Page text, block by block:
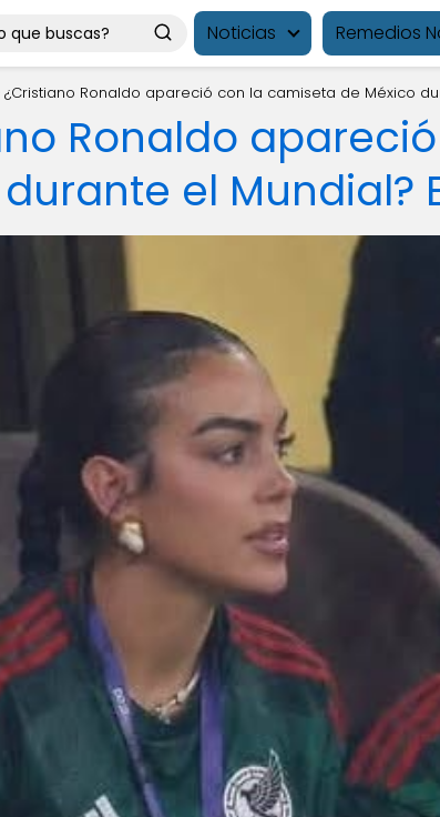
Noticias Remedios
¿Cristiano Ronaldo apareció con la camiseta de México
Ronaldo
el Mundial?